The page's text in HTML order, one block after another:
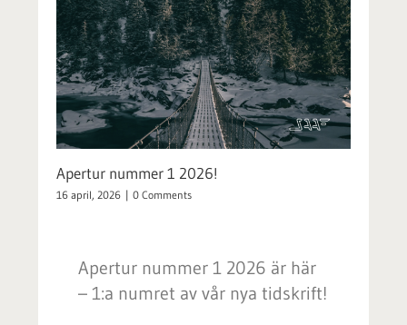
Apertur nummer 1 2026!
16 april, 2026 | 0 Comments
Apertur nummer 1 2026 är här
– 1:a numret av vår nya tidskrift!